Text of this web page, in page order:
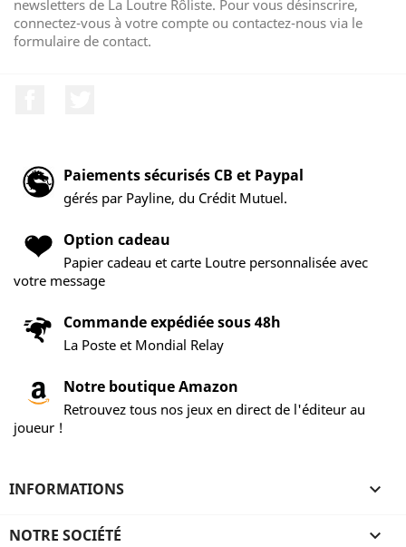
newsletters de La Loutre Rôliste. Pour vous désinscrire,
connectez-vous à votre compte ou contactez-nous via le
formulaire de contact.
Paiements sécurisés CB et Paypal
gérés par Payline, du Crédit Mutuel.
Option cadeau
Papier cadeau et carte Loutre personnalisée avec
votre message
Commande expédiée sous 48h
La Poste et Mondial Relay
Notre boutique Amazon
Retrouvez tous nos jeux en direct de l'éditeur au
joueur !
INFORMATIONS 
NOTRE SOCIÉTÉ 